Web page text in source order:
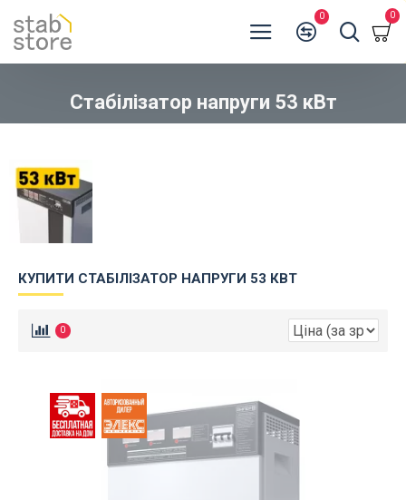
0 0
Стабілізатор напруги 53 кВт
КУПИТИ СТАБІЛІЗАТОР НАПРУГИ 53 КВТ
0